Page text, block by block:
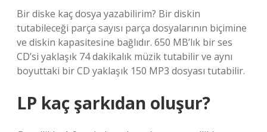
Bir diske kaç dosya yazabilirim? Bir diskin
tutabileceği parça sayısı parça dosyalarının biçimine
ve diskin kapasitesine bağlıdır. 650 MB’lık bir ses
CD’si yaklaşık 74 dakikalık müzik tutabilir ve aynı
boyuttaki bir CD yaklaşık 150 MP3 dosyası tutabilir.
LP kaç şarkıdan oluşur?